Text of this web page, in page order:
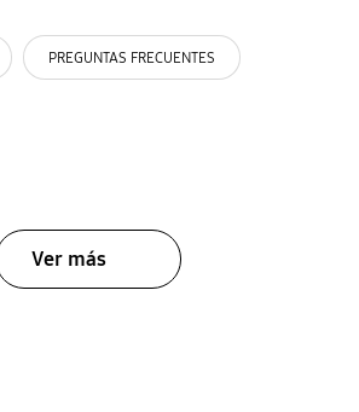
PREGUNTAS FRECUENTES
Ver más